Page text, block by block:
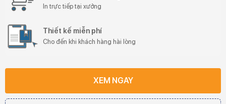
In trực tiếp tại xưởng
Thiết kế miễn phí
Cho đến khi khách hàng hài lòng
XEM NGAY